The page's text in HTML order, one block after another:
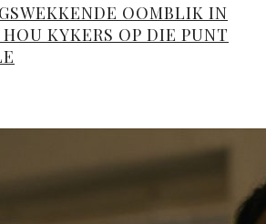
OOMBLIK IN
HOU KYKERS OP DIE PUNT